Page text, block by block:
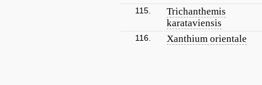
115.
Trichanthemis
karataviensis
116. Xanthium orientale